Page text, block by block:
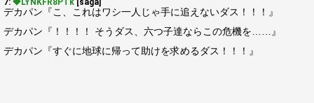
7: ◆LYNKFR8PTk [saga]
デカパン『こ、これはワシ一人じゃ手に追えないダス！！！』
デカパン『！！！！ そうダス、六つ子達ならこの危機を……』
デカパン『すぐに地球に帰って助けを求めるダス！！！』